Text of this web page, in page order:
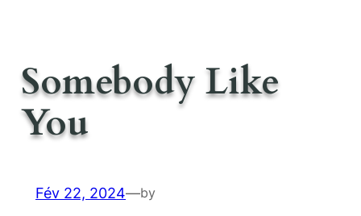
Somebody Like
You
Fév 22, 2024—by